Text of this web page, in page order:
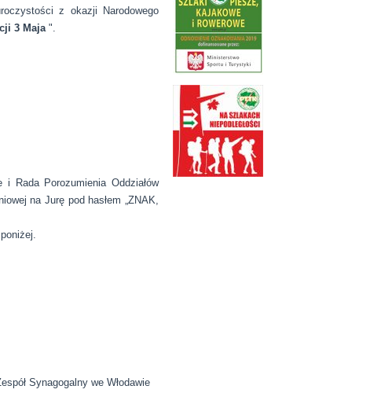
z okazji Narodowego
3 Maja".
Rada Porozumienia Oddziałów
na Jurę pod hasłem „ZNAK,
Synagogalny we Włodawie